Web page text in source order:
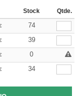
Stock Qtde.
74
39
0
34